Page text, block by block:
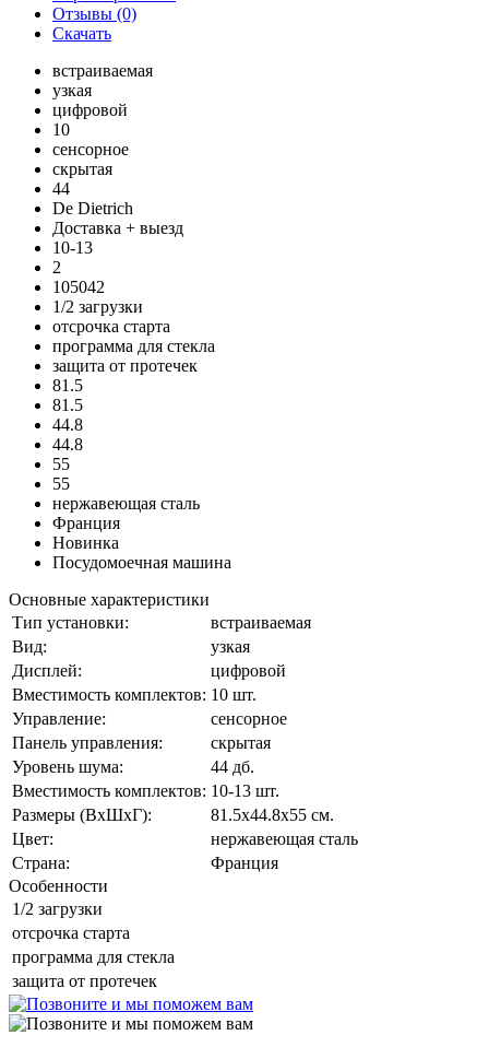
Отзывы (0)
Скачать
встраиваемая
узкая
цифровой
10
сенсорное
скрытая
44
De Dietrich
Доставка + выезд
10-13
2
105042
1/2 загрузки
отсрочка старта
программа для стекла
защита от протечек
81.5
81.5
44.8
44.8
55
55
нержавеющая сталь
Франция
Новинка
Посудомоечная машина
Основные характеристики
Тип установки:
встраиваемая
Вид:
узкая
Дисплей:
цифровой
Вместимость комплектов: 10 шт.
Управление:
сенсорное
Панель управления:
скрытая
Уровень шума:
44 дб.
Вместимость комплектов: 10-13 шт.
Размеры (ВхШхГ):
81.5x44.8x55 см.
Цвет:
нержавеющая сталь
Страна:
Франция
Особенности
1/2 загрузки
отсрочка старта
программа для стекла
защита от протечек